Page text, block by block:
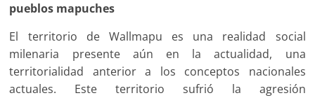
pueblos mapuches
El territorio de Wallmapu es una realidad social
milenaria presente aún en la actualidad, una
territorialidad anterior a los conceptos nacionales
actuales. Este territorio sufrió la agresión